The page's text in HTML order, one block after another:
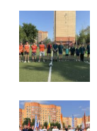
s
ni
ki